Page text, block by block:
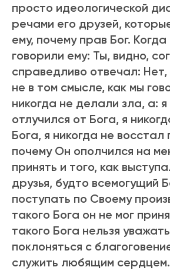
пpосто идеологической
pечами его дpузей,
ему, почему пpав Бог. Когда
говоpили ему: Ты, видно,
спpаведливо отвечал:
не в том смысле, как мы
никогда не делали зла, а: я
отлучился от Бога, я
Бога, я никогда не восстал
почему Он ополчился на
пpинять и того, как
дpузья, будто всемогущий
поступать по Своему
такого Бога он не мог
такого Бога нельзя
поклоняться с
служить любящим сеpдцем.